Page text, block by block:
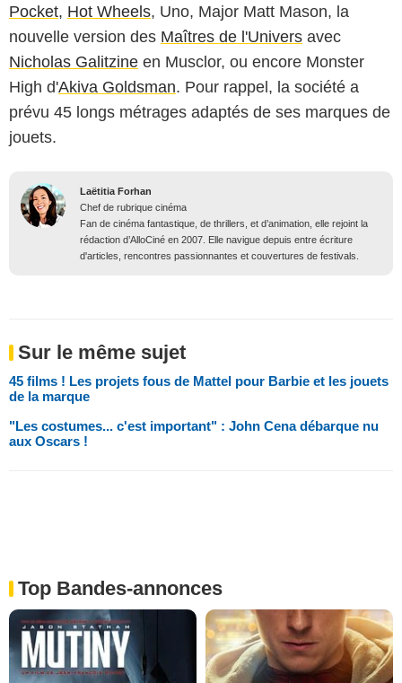
Pocket, Hot Wheels, Uno, Major Matt Mason, la
nouvelle version des Maîtres de l'Univers avec
Nicholas Galitzine en Musclor, ou encore Monster
High d'Akiva Goldsman. Pour rappel, la société a
prévu 45 longs métrages adaptés de ses marques de
jouets.
Laëtitia Forhan
Chef de rubrique cinéma
Fan de cinéma fantastique, de thrillers, et d’animation, elle rejoint la
rédaction d’AlloCiné en 2007. Elle navigue depuis entre écriture
d'articles, rencontres passionnantes et couvertures de festivals.
Sur le même sujet
45 films ! Les projets fous de Mattel pour Barbie et les jouets
de la marque
"Les costumes... c'est important" : John Cena débarque nu
aux Oscars !
Top Bandes-annonces